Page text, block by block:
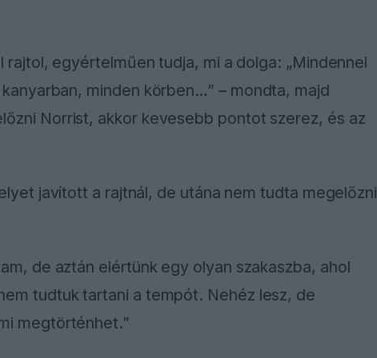
rajtol, egyértelműen tudja, mi a dolga: „Mindennel
minden körben…” – mondta, majd
Norrist, akkor kevesebb pontot szerez, és az
javított a rajtnál, de utána nem tudta megelőzni
de aztán elértünk egy olyan szakaszba, ahol
tudtuk tartani a tempót. Nehéz lesz, de
megtörténhet.”